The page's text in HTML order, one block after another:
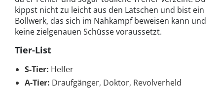
kippst nicht zu leicht aus den Latschen und bist ein
Bollwerk, das sich im Nahkampf beweisen kann und
keine zielgenauen Schüsse voraussetzt.
Tier-List
S-Tier: Helfer
A-Tier: Draufgänger, Doktor, Revolverheld